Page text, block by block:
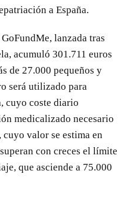
a España.
lanzada tras
acumuló 301.711 euros
de 27.000 pequeños y
será utilizado para
cuyo coste diario
medicalizado necesario
cuyo valor se estima en
con creces el límite
que asciende a 75.000